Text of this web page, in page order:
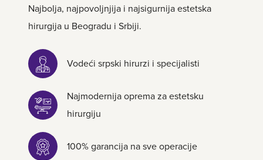
Najbolja, najpovoljnjija i najsigurnija estetska
hirurgija u Beogradu i Srbiji.
Vodeći srpski hirurzi i specijalisti
Najmodernija oprema za estetsku
hirurgiju
100% garancija na sve operacije